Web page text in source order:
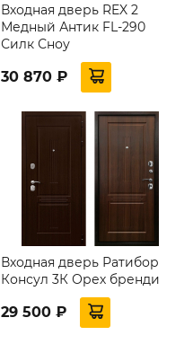
Входная дверь REX 2
Медный Антик FL-290
Силк Сноу
30 870 ₽
Входная дверь Ратибор
Консул 3К Орех бренди
29 500 ₽